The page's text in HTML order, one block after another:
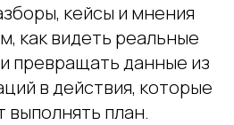
кейсы и мнения
как видеть реальные
превращать данные из
в действия, которые
выполнять план.